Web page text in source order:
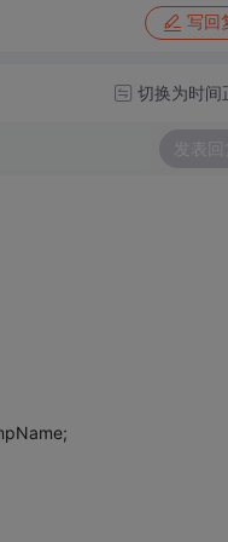
写回
切换为时间
发表回